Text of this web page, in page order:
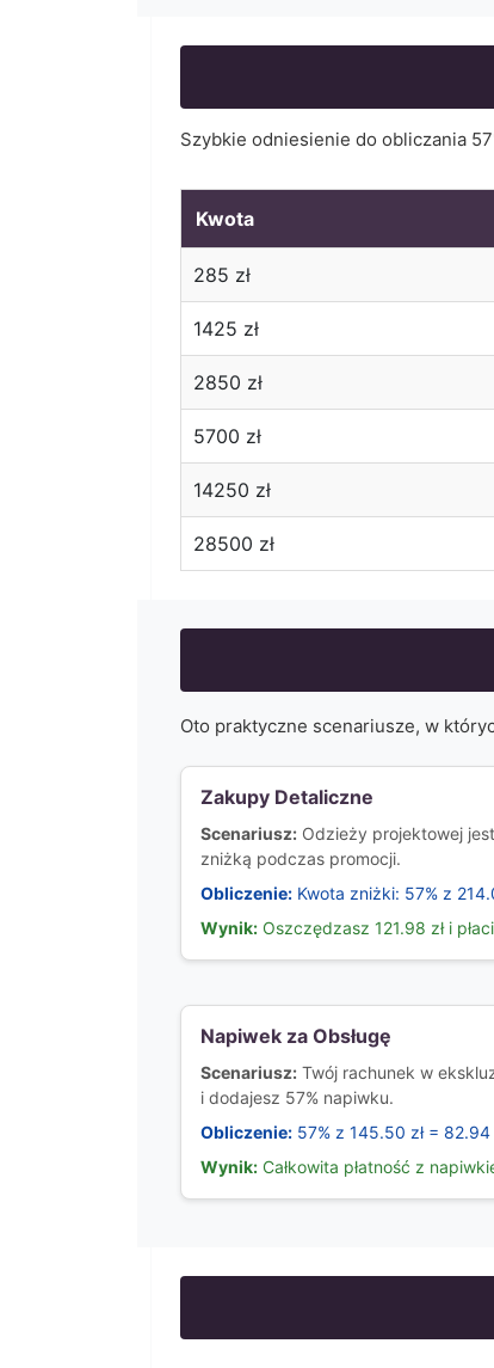
Szybkie odniesienie do obliczania 57
Kwota
285 zł
1425 zł
2850 zł
5700 zł
14250 zł
28500 zł
Oto praktyczne scenariusze, w
Zakupy Detaliczne
Scenariusz: Odzieży projektowej
zniżką podczas promocji.
Obliczenie: Kwota zniżki: 57% z
Wynik: Oszczędzasz 121.98 zł i
Napiwek za Obsługę
Scenariusz: Twój rachunek w
i dodajesz 57% napiwku.
Obliczenie: 57% z 145.50 zł = 82.94
Wynik: Całkowita płatność z